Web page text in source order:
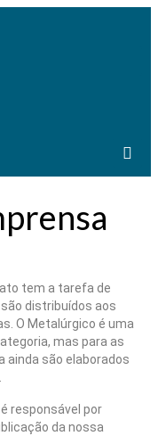
tem a tarefa de
distribuídos aos
O Metalúrgico é uma
mas para as
ainda são elaborados
responsável por
da nossa